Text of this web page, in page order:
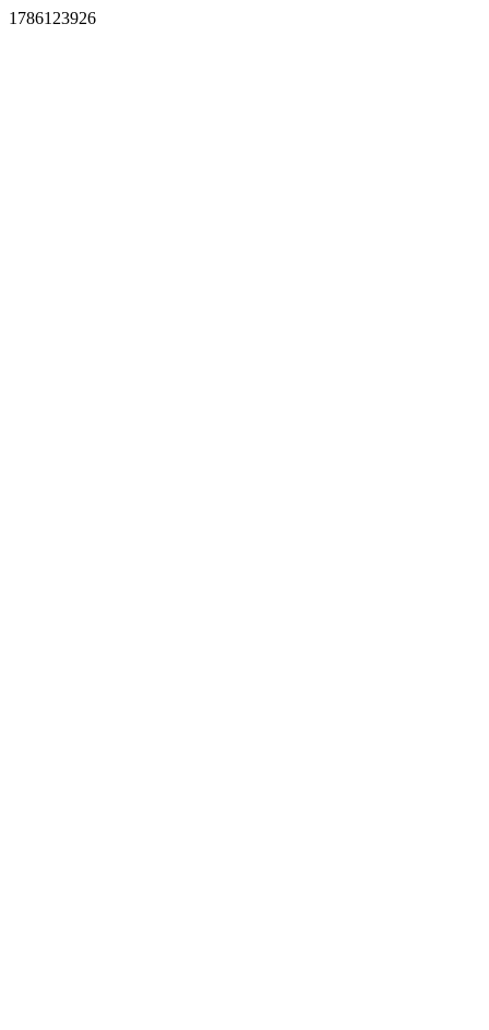
1786123926